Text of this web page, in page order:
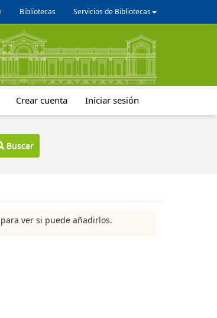
Bibliotecas Servicios de Bibliotecas
Crear cuenta Iniciar sesión
Buscar
para ver si puede añadirlos.